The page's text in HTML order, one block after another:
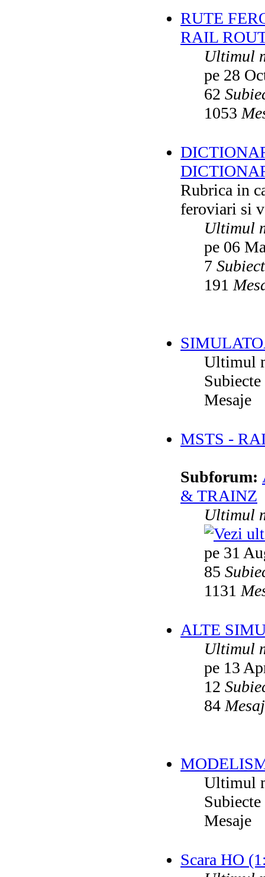
RUTE
RAIL
Ultimul
pe 28
62
1053
Rubrica in
feroviari si
Ultimul
pe 06
7
191
Ultimul
Subiecte
Mesaje
MSTS -
Subforum:
& TRAINZ
Ultimul
pe 31
85
1131
ALTE
Ultimul
pe 13
12
84
Ultimul
Subiecte
Mesaje
Scara HO